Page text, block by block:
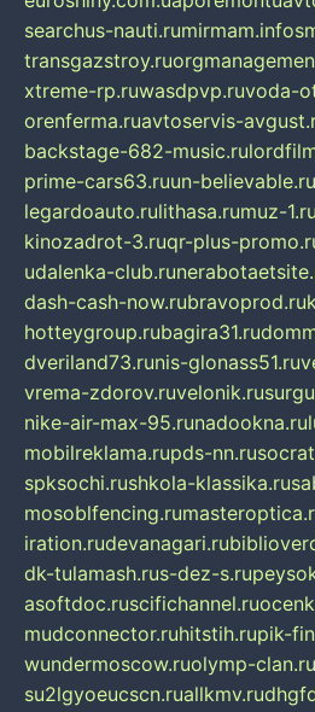
searchus-nauti.rumirmam.info
transgazstroy.ru
xtreme-rp.ruwasdpvp.ruvoda-
orenferma.ruavtoservis-
backstage-682-music.ru
prime-cars63.ruun-believable.ru
legardoauto.rulithasa.rumuz-1.ru
kinozadrot-3.ruqr-plus-
udalenka-club.ru
dash-cash-now.rubravoprod.ru
hotteygroup.rubagira31.ru
dveriland73.runis-glonass51.ru
vrema-zdorov.ruvelonik.ru
nike-air-max-95.runadookna.ru
mobilreklama.rupds-nn.ru
spksochi.rushkola-klassika.ru
mosoblfencing.ru
iration.rudevanagari.ru
dk-tulamash.rus-dez-s.ru
asoftdoc.ruscifichannel.ru
mudconnector.ruhitstih.rupik-
wundermoscow.ruolymp-clan.ru
su2lgyoeucscn.ruallkmv.ru